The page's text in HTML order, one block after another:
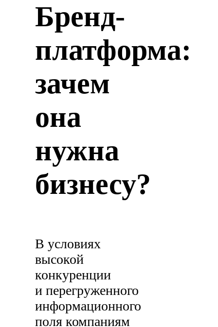
Бренд-
платформа:
зачем
она
нужна
бизнесу?
В условиях
высокой
конкуренции
и перегруженного
информационного
поля компаниям